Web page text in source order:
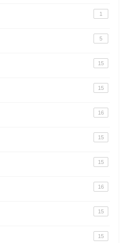
1
5
15
15
16
15
15
16
15
15